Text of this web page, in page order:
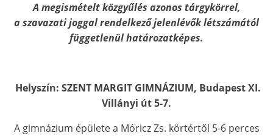
A megismételt közgyűlés azonos tárgykörrel,
a szavazati joggal rendelkező jelenlévők létszámától
függetlenül határozatképes.
Helyszín: SZENT MARGIT GIMNÁZIUM, Budapest XI.
Villányi út 5-7.
A gimnázium épülete a Móricz Zs. körtértől 5-6 perces